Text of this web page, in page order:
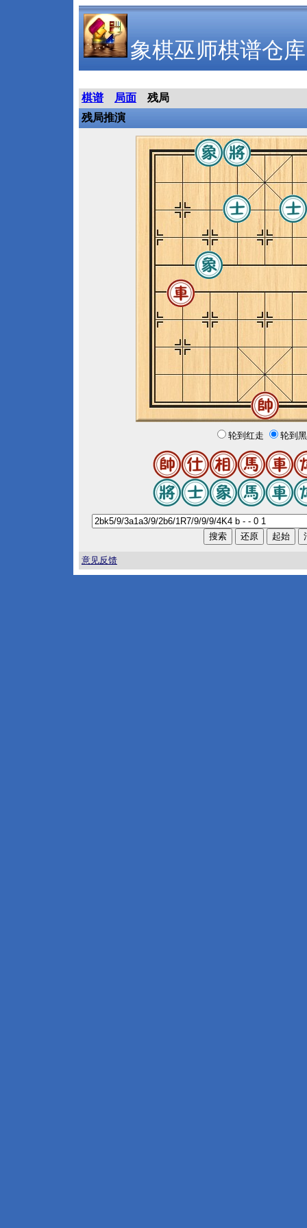
象棋巫师棋谱仓库
棋谱 局面
残局
残局推演
轮到红走 轮到
意见反馈